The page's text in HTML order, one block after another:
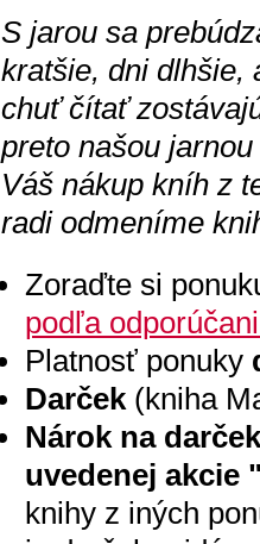
S jarou sa
kratšie, dni dlhšie,
chuť čítať
preto našou
Váš nákup kníh z
radi odmeníme
Zoraďte si
podľa
Platnosť ponuky
Darček(kniha
Nárok na
uvedenej akcie
knihy z iných